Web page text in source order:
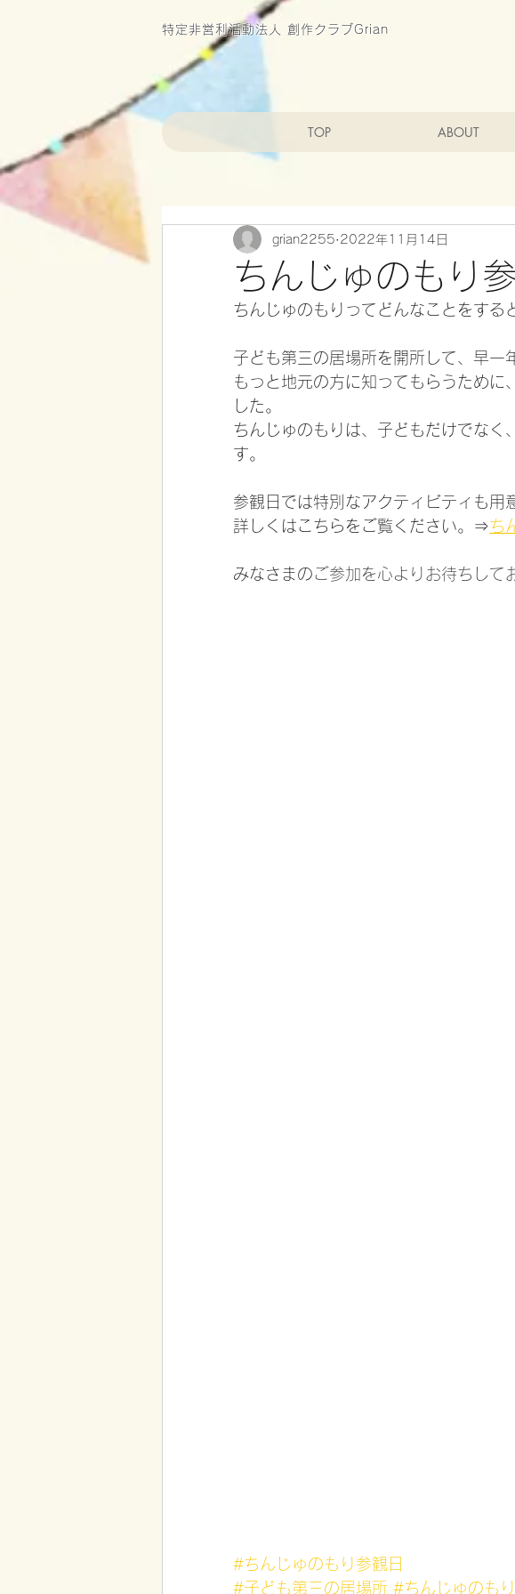
特定非営利活動法人 創作クラブGrian
TOP ABOUT
ちんじゅのもり
grian2255 2022年11月14日
ちんじゅのもりってどんなことをする
子ども第三の居場所を開所して、早一
もっと地元の方に知ってもらうために
した。
ちんじゅのもりは、子どもだけでなく
す。
参観日では特別なアクティビティも
詳しくはこちらをご覧ください。⇒ち
みなさまのご参加を心よりお待ちして
#ちんじゅのもり参観日
#子ども第三の居場所 #ちんじゅのも